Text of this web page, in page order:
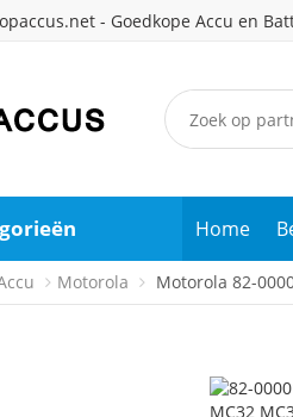
- Goedkope Accu en
Home
Motorola Motorola 82-